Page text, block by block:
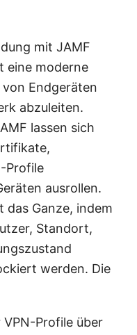
mit JAMF
eine moderne
Endgeräten
abzuleiten.
lassen sich
Profile
ausrollen.
das Ganze, indem
Standort,
werden. Die
Profile über